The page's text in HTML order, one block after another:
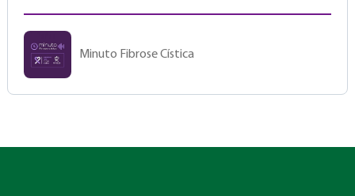
Minuto Fibrose Cística